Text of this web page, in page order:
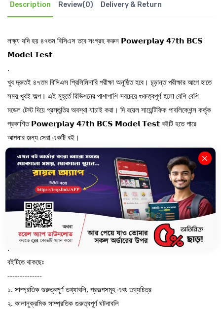
Description Review(0) Delivery & Return
লক্ষ্য যদি হয় ৪৭তম বিসিএস তবে সংগ্রহ করুন 𝗣𝗼𝘄𝗲𝗿𝗽𝗹𝗮𝘆 𝟰7𝘁𝗵 𝗕𝗖𝗦
𝗠𝗼𝗱𝗲𝗹 𝗧𝗲𝘀𝘁
.
খুব দ্রুতই ৪৭তম বিসিএস প্রিলিমিনারি পরীক্ষা অনুষ্ঠিত হবে। চূড়ান্ত পরীক্ষার আগে হাতে
সময় খুবই অল্প। এই মুহূর্তে রিভিশনের পাশাপাশি সবচেয়ে গুরুত্বপূর্ণ হলো বেশি বেশি
মডেল টেস্ট দিয়ে প্রস্তুতির অবস্থা যাচাই করা। দি রয়েল সায়েন্টিফিক পাবলিকেশন্স কর্তৃক
প্রকাশিত 𝗣𝗼𝘄𝗲𝗿𝗽𝗹𝗮𝘆 𝟰7𝘁𝗵 𝗕𝗖𝗦 𝗠𝗼𝗱𝗲𝗹 𝗧𝗲𝘀𝘁 বইটি হতে পারে
আপনার জন্য সেরা একটি বই।
.
এই বইটির পরীক্ষায় আসার উপযোগী মডেল টেস্ট গুলোতে অংশ নেয়ার মাধ্যমে বিসিএস
চূড়ান্ত প্রিলিতে অংশগ্রহণের অনুভূতির সাথে সাথে পরীক্ষার সময় ব্যবস্থাপনা ও উত্তর
করার কৌশল সম্পর্কে সম্যক ধারণা অর্জন করতে পারবেন। হাতে সময় কম, তাই প্রস্তুতি
পূর্ণাঙ্গ করতে একটু বেশি করেই পড়াশোনা করতে হবে। যতটুকু সময় রয়েছে, নিজের
সর্বোচ্চটা দিয়ে প্রস্তুত হোন। তাই নিজের আত্মবিশ্বাস বৃদ্ধির জন্য অবশ্যই সাথে রাখুন
Powerplay 46th BCS Model Test.
.
বইটিতে থাকছেঃ
--------------
১. সাম্প্রতিক গুরুত্বপূর্ণ তথ্যাবলি, প্রকল্পসমূহ এবং তথ্যচিত্র
২. কালানুক্রমিক সাম্প্রতিক গুরুত্বপূর্ণ ঘটনাবলি